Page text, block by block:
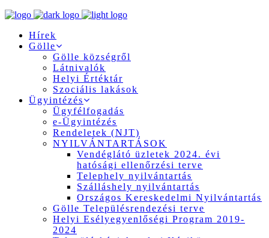
Hírek
Gölle
Gölle községről
Látnivalók
Helyi Értéktár
Szociális lakások
Ügyintézés
Ügyfélfogadás
e-Ügyintézés
Rendeletek (NJT)
NYILVÁNTARTÁSOK
Vendéglátó üzletek 2024. évi
hatósági ellenőrzési terve
Telephely nyilvántartás
Szálláshely nyilvántartás
Országos Kereskedelmi Nyilvántartás
Gölle Településrendezési terve
Helyi Esélyegyenlőségi Program 2019-
2024